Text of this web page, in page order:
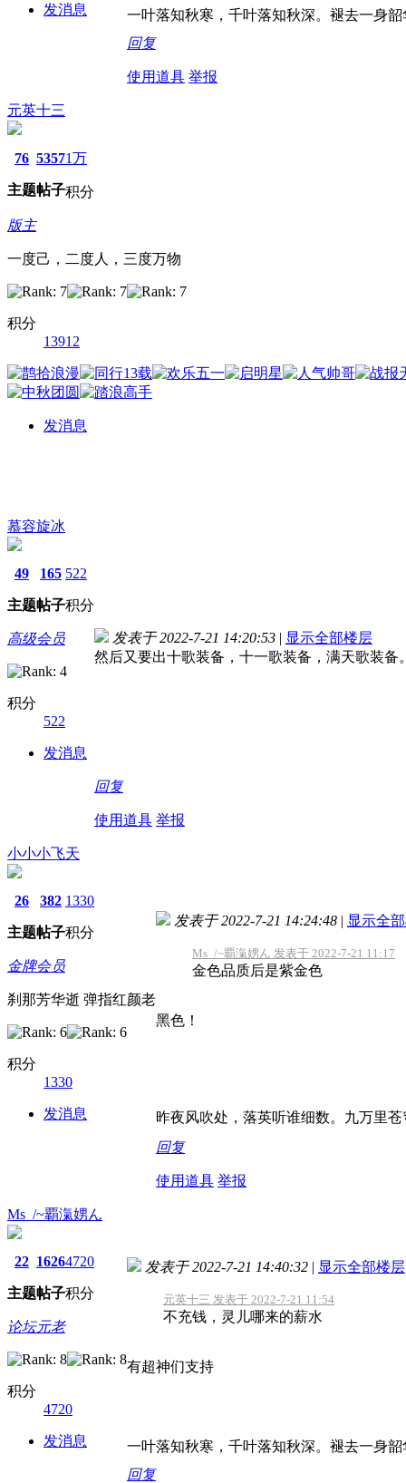
发消息
一叶落知秋寒，千叶落知秋深。褪去一身
回复
使用道具 举报
元英十三
76
主题
5357
帖子
1万
积分
版主
一度己，二度人，三度万物
积分
13912
发消息
慕容旋冰
49
主题
165
帖子
522
积分
高级会员
积分
522
发消息
发表于 2022-7-21 14:20:53 | 显示全部楼层
然后又要出十歌装备，十一歌装备，满天歌装备
回复
使用道具 举报
小小小飞天
26
主题
382
帖子
1330
积分
金牌会员
刹那芳华逝 弹指红颜老
积分
1330
发消息
发表于 2022-7-21 14:24:48 | 显示全
Ms_/~覇滊娚ん 发表于 2022-7-21 11:17
金色品质后是紫金色
黑色！
昨夜风吹处，落英听谁细数。九万里
回复
使用道具 举报
Ms_/~覇滊娚ん
22
主题
1626
帖子
4720
积分
论坛元老
积分
4720
发消息
发表于 2022-7-21 14:40:32 | 显示全部楼层
元英十三 发表于 2022-7-21 11:54
不充钱，灵儿哪来的薪水
有超神们支持
一叶落知秋寒，千叶落知秋深。褪去一身
回复